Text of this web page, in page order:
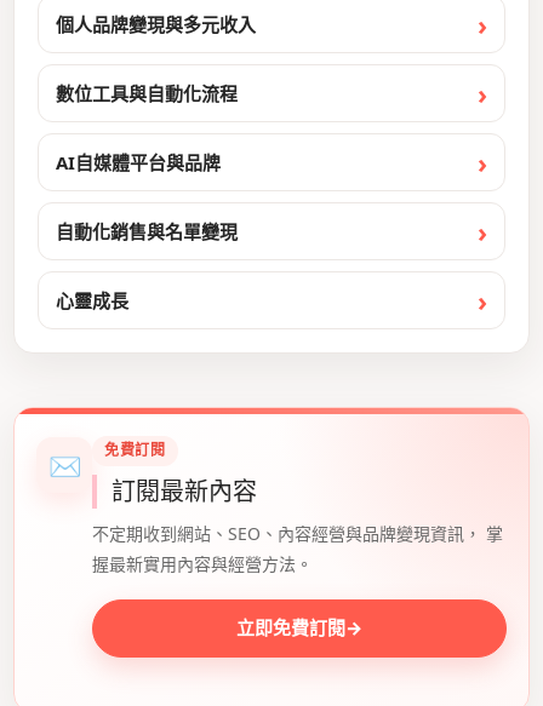
個人品牌變現與多元收入
數位工具與自動化流程
AI自媒體平台與品牌
自動化銷售與名單變現
心靈成長
✉ 免費訂閱
訂閱最新內容
不定期收到網站、SEO、內容經營與品牌變現資訊， 掌
握最新實用內容與經營方法。
立即免費訂閱→